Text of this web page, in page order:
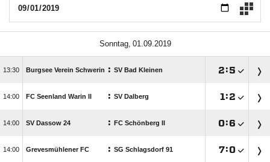
 
 Burgsee Verein Schwerin : SV Bad Kleinen :
 FC Seenland Warin II : SV Dalberg  :
 SV Dassow 24 : FC Schönberg II :
 Grevesmühlener FC : SG Schlagsdorf 91 :